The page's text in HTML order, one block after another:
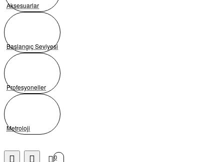
Aksesuarlar
Başlangıç Seviyesi
Profesyoneller
Metroloji
0